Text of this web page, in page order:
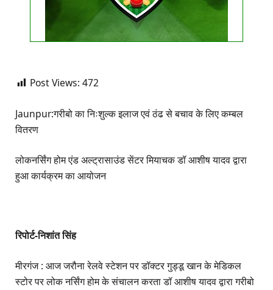
Post Views: 472
Jaunpur:गरीबो का निःशुल्क इलाज एवं ठंढ से बचाव के लिए कम्बल
वितरण
लोकनर्सिंग होम एंड अल्ट्रासाउंड सेंटर मियाचक डॉ आशीष यादव द्वारा
हुआ कार्यक्रम का आयोजन
रिपोर्ट-निशांत सिंह
मीरगंज : आज जरौना रेलवे स्टेशन पर डॉक्टर गुड्डू खान के मेडिकल
स्टोर पर लोक नर्सिंग होम के संचालन करता डॉ आशीष यादव द्वारा गरीबो